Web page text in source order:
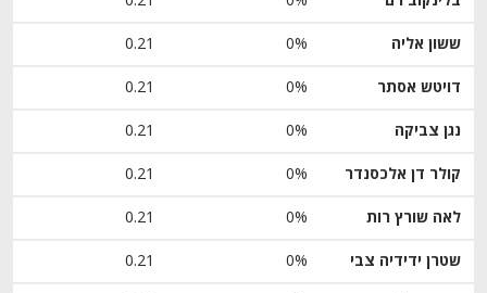
ששון אליה 0%
0.21
דויטש אסתר 0%
0.21
נגן צביקה 0%
0.21
קולר דן אלכסנדר 0%
0.21
לאה שורץ רות 0%
0.21
שטרן ידידיה צבי 0%
0.21